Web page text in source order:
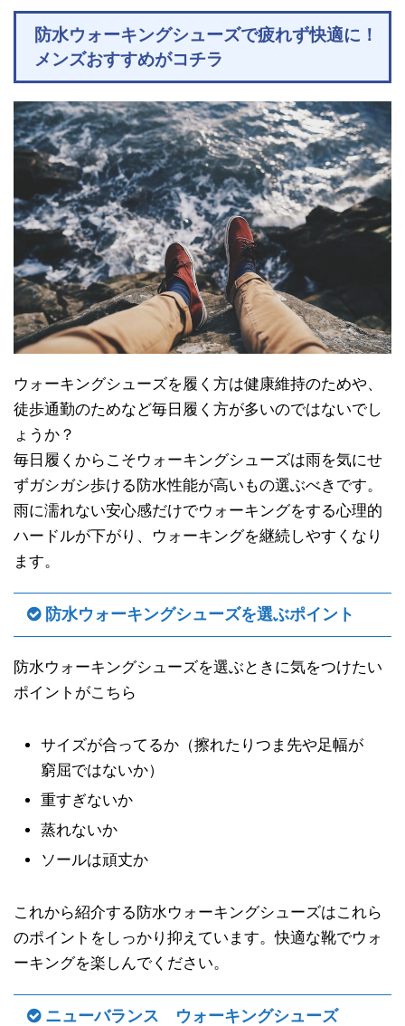
防水ウォーキングシューズで疲れず快適に！
メンズおすすめがコチラ
ウォーキングシューズを履く方は健康維持のためや、
徒歩通勤のためなど毎日履く方が多いのではないでし
ょうか？
毎日履くからこそウォーキングシューズは雨を気にせ
ずガシガシ歩ける防水性能が高いもの選ぶべきです。
雨に濡れない安心感だけでウォーキングをする心理的
ハードルが下がり、ウォーキングを継続しやすくなり
ます。
防水ウォーキングシューズを選ぶポイント
防水ウォーキングシューズを選ぶときに気をつけたい
ポイントがこちら
サイズが合ってるか（擦れたりつま先や足幅が
窮屈ではないか）
重すぎないか
蒸れないか
ソールは頑丈か
これから紹介する防水ウォーキングシューズはこれら
のポイントをしっかり抑えています。快適な靴でウォ
ーキングを楽しんでください。
ニューバランス ウォーキングシューズ